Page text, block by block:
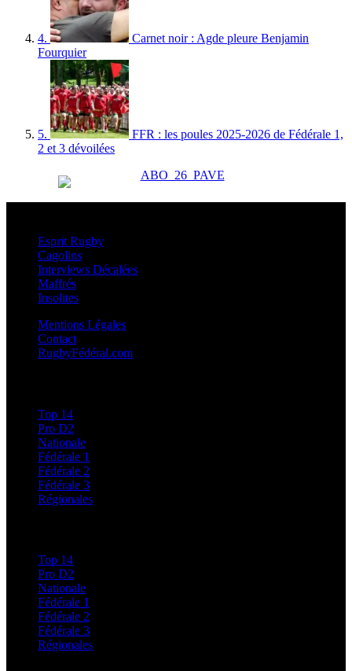
4.
Carnet noir : Agde pleure Benjamin
Fourquier
5.
FFR : les poules 2025-2026 de Fédérale 1,
2 et 3 dévoilées
Esprit Rugby
Cagolins
Interviews Décalées
Maffrés
Insolites
Mentions Légales
Contact
RugbyFédéral.com
Top 14
Pro D2
Nationale
Fédérale 1
Fédérale 2
Fédérale 3
Régionales
Top 14
Pro D2
Nationale
Fédérale 1
Fédérale 2
Fédérale 3
Régionales